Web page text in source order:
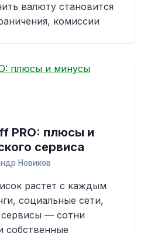
валюту становится
комиссии
PRO: плюсы и
сервиса
Новиков
растет с каждым
социальные сети,
— сотни
собственные